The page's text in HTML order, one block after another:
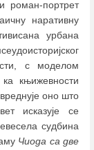
и роман-портрет
наративну
урбана
с моделом
књижевности
оно што
исказује се
судбина
Чиода са две